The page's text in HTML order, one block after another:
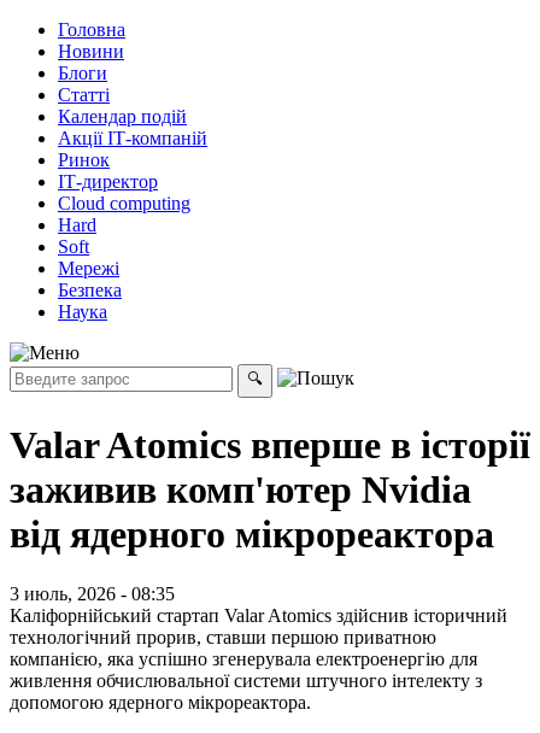
Головна
Новини
Блоги
Статті
Календар подій
Акції ІТ-компаній
Ринок
ІТ-директор
Cloud computing
Hard
Soft
Мережі
Безпека
Наука
Valar Atomics вперше в історії
заживив комп'ютер Nvidia
від ядерного мікрореактора
3 июль, 2026 - 08:35
Каліфорнійський стартап Valar Atomics здійснив історичний
технологічний прорив, ставши першою приватною
компанією, яка успішно згенерувала електроенергію для
живлення обчислювальної системи штучного інтелекту з
допомогою ядерного мікрореактора.